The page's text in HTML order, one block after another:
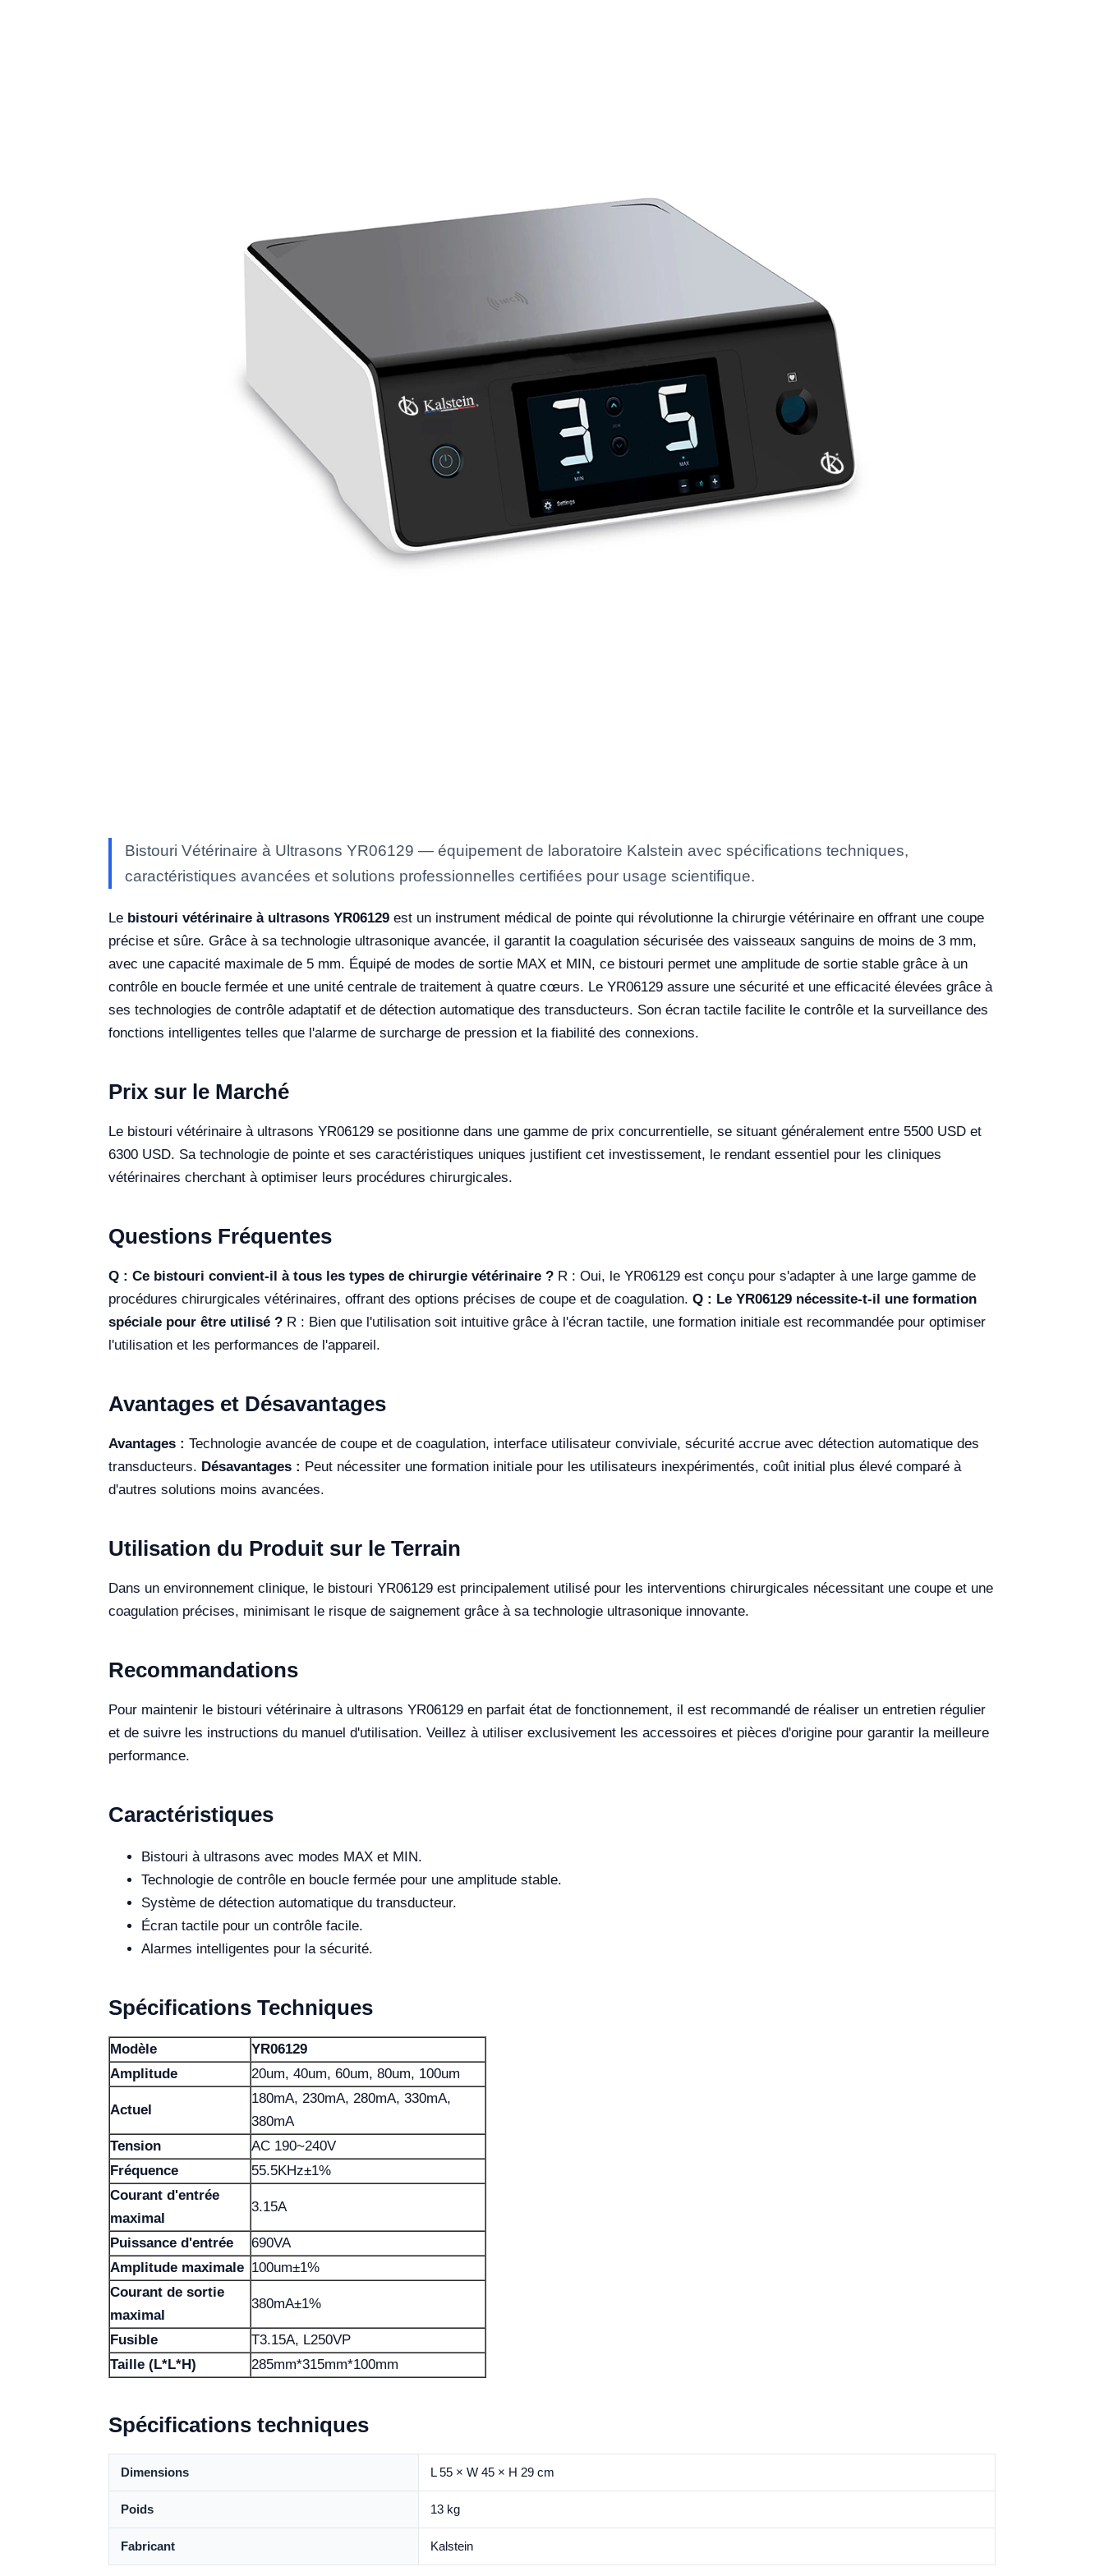
Bistouri Vétérinaire à Ultrasons YR06129 — équipement de laboratoire Kalstein avec spécifications techniques,
caractéristiques avancées et solutions professionnelles certifiées pour usage scientifique.
Le bistouri vétérinaire à ultrasons YR06129 est un instrument médical de pointe qui révolutionne la chirurgie vétérinaire en offrant une coupe
précise et sûre. Grâce à sa technologie ultrasonique avancée, il garantit la coagulation sécurisée des vaisseaux sanguins de moins de 3 mm,
avec une capacité maximale de 5 mm. Équipé de modes de sortie MAX et MIN, ce bistouri permet une amplitude de sortie stable grâce à un
contrôle en boucle fermée et une unité centrale de traitement à quatre cœurs. Le YR06129 assure une sécurité et une efficacité élevées grâce à
ses technologies de contrôle adaptatif et de détection automatique des transducteurs. Son écran tactile facilite le contrôle et la surveillance des
fonctions intelligentes telles que l'alarme de surcharge de pression et la fiabilité des connexions.
Prix sur le Marché
Le bistouri vétérinaire à ultrasons YR06129 se positionne dans une gamme de prix concurrentielle, se situant généralement entre 5500 USD et
6300 USD. Sa technologie de pointe et ses caractéristiques uniques justifient cet investissement, le rendant essentiel pour les cliniques
vétérinaires cherchant à optimiser leurs procédures chirurgicales.
Questions Fréquentes
Q : Ce bistouri convient-il à tous les types de chirurgie vétérinaire ? R : Oui, le YR06129 est conçu pour s'adapter à une large gamme de
procédures chirurgicales vétérinaires, offrant des options précises de coupe et de coagulation. Q : Le YR06129 nécessite-t-il une formation
spéciale pour être utilisé ? R : Bien que l'utilisation soit intuitive grâce à l'écran tactile, une formation initiale est recommandée pour optimiser
l'utilisation et les performances de l'appareil.
Avantages et Désavantages
Avantages : Technologie avancée de coupe et de coagulation, interface utilisateur conviviale, sécurité accrue avec détection automatique des
transducteurs. Désavantages : Peut nécessiter une formation initiale pour les utilisateurs inexpérimentés, coût initial plus élevé comparé à
d'autres solutions moins avancées.
Utilisation du Produit sur le Terrain
Dans un environnement clinique, le bistouri YR06129 est principalement utilisé pour les interventions chirurgicales nécessitant une coupe et une
coagulation précises, minimisant le risque de saignement grâce à sa technologie ultrasonique innovante.
Recommandations
Pour maintenir le bistouri vétérinaire à ultrasons YR06129 en parfait état de fonctionnement, il est recommandé de réaliser un entretien régulier
et de suivre les instructions du manuel d'utilisation. Veillez à utiliser exclusivement les accessoires et pièces d'origine pour garantir la meilleure
performance.
Caractéristiques
Bistouri à ultrasons avec modes MAX et MIN.
Technologie de contrôle en boucle fermée pour une amplitude stable.
Système de détection automatique du transducteur.
Écran tactile pour un contrôle facile.
Alarmes intelligentes pour la sécurité.
Spécifications Techniques
Modèle
YR06129
Amplitude
20um, 40um, 60um, 80um, 100um
Actuel
180mA, 230mA, 280mA, 330mA,
380mA
Tension
AC 190~240V
Fréquence
55.5KHz±1%
Courant d'entrée
maximal
3.15A
Puissance d'entrée
690VA
Amplitude maximale 100um±1%
Courant de sortie
maximal
380mA±1%
Fusible
T3.15A, L250VP
Taille (L*L*H)
285mm*315mm*100mm
Spécifications techniques
Dimensions L 55 × W 45 × H 29 cm
Poids 13 kg
Fabricant Kalstein